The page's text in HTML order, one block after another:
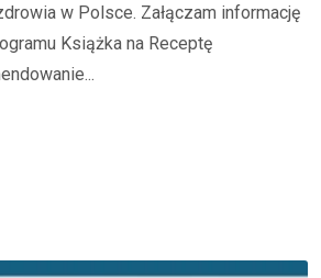
w Polsce. Załączam informację
Książka na Receptę